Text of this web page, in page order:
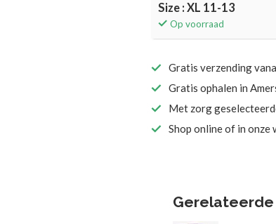
Size : XL 11-13
Op voorraad
Gratis verzending
Gratis ophalen in
Met zorg
Shop online of in onze